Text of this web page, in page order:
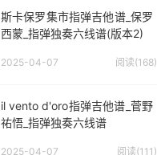
斯卡保罗集市指弹吉他谱_保罗
西蒙_指弹独奏六线谱(版本2)
2025-04-07 阅读(168)
il vento d'oro指弹吉他谱_菅野
祐悟_指弹独奏六线谱
2025-04-07 阅读(111)